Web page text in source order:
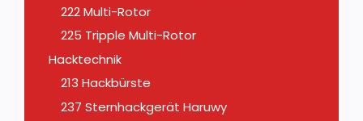
222 Multi-Rotor
225 Tripple Multi-Rotor
Hacktechnik
213 Hackbürste
237 Sternhackgerät Haruwy